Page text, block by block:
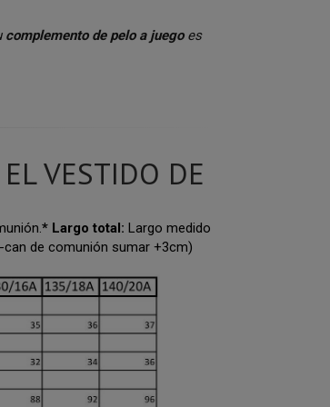
complemento de pelo a juegoes
VESTIDO DE
* Largo total:Largo medido
de comunión sumar +3cm)